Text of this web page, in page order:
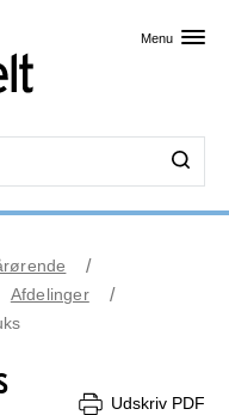
Menu
Afdelinger
Udskriv PDF